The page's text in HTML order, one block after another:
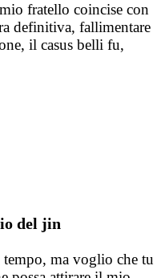
fratello coincise con
definitiva, fallimentare
il casus belli fu,
del jin
ma voglio che tu